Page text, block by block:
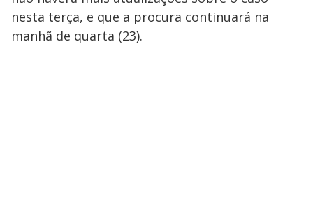
nesta terça, e que a procura continuará na
manhã de quarta (23).